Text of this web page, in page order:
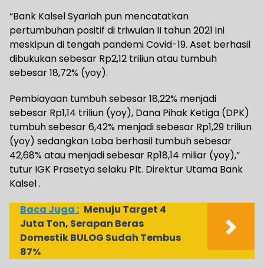
“Bank Kalsel Syariah pun mencatatkan
pertumbuhan positif di triwulan II tahun 2021 ini
meskipun di tengah pandemi Covid-19. Aset berhasil
dibukukan sebesar Rp2,12 triliun atau tumbuh
sebesar 18,72% (yoy).
Pembiayaan tumbuh sebesar 18,22% menjadi
sebesar Rp1,14 triliun (yoy), Dana Pihak Ketiga (DPK)
tumbuh sebesar 6,42% menjadi sebesar Rp1,29 triliun
(yoy) sedangkan Laba berhasil tumbuh sebesar
42,68% atau menjadi sebesar Rp18,14 miliar (yoy),”
tutur IGK Prasetya selaku Plt. Direktur Utama Bank
Kalsel .
Baca Juga : Menuju Target 4
Juta Ton, Serapan Beras
Domestik BULOG Sudah Tembus
87%